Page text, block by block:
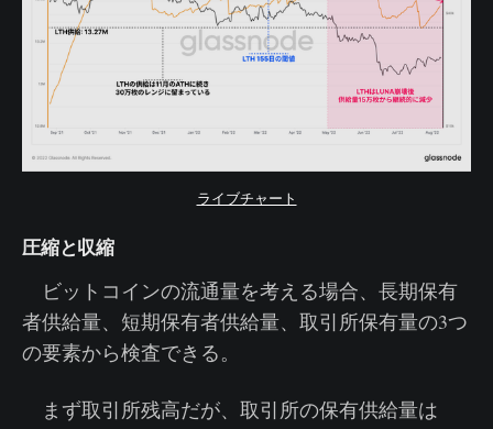
ライブチャート
圧縮と収縮
ビットコインの流通量を考える場合、長期保有
者供給量、短期保有者供給量、取引所保有量の3つ
の要素から検査できる。
まず取引所残高だが、取引所の保有供給量は